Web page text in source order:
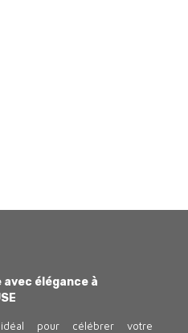
élégance à
pour célébrer votre